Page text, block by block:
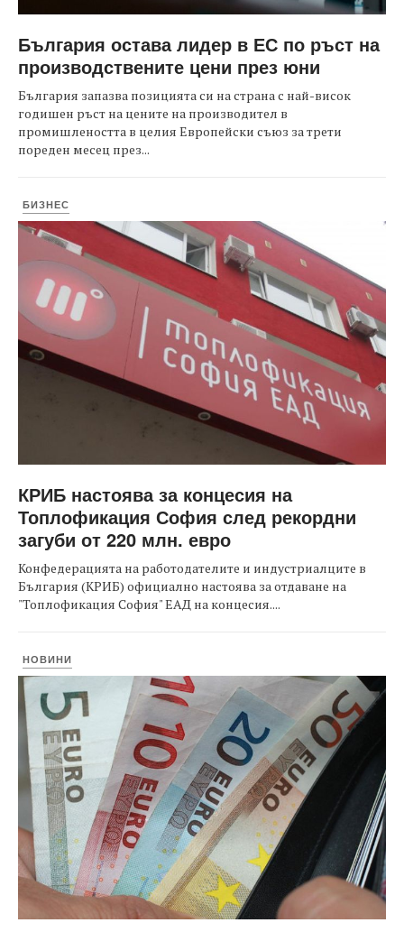
България остава лидер в ЕС по ръст на
производствените цени през юни
България запазва позицията си на страна с най-висок
годишен ръст на цените на производител в
промишлеността в целия Европейски съюз за трети
пореден месец през...
БИЗНЕС
КРИБ настоява за концесия на
Топлофикация София след рекордни
загуби от 220 млн. евро
Конфедерацията на работодателите и индустриалците в
България (КРИБ) официално настоява за отдаване на
"Топлофикация София" ЕАД на концесия....
НОВИНИ